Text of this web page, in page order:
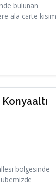
bulunan
ala carte kısım
bölgesinde